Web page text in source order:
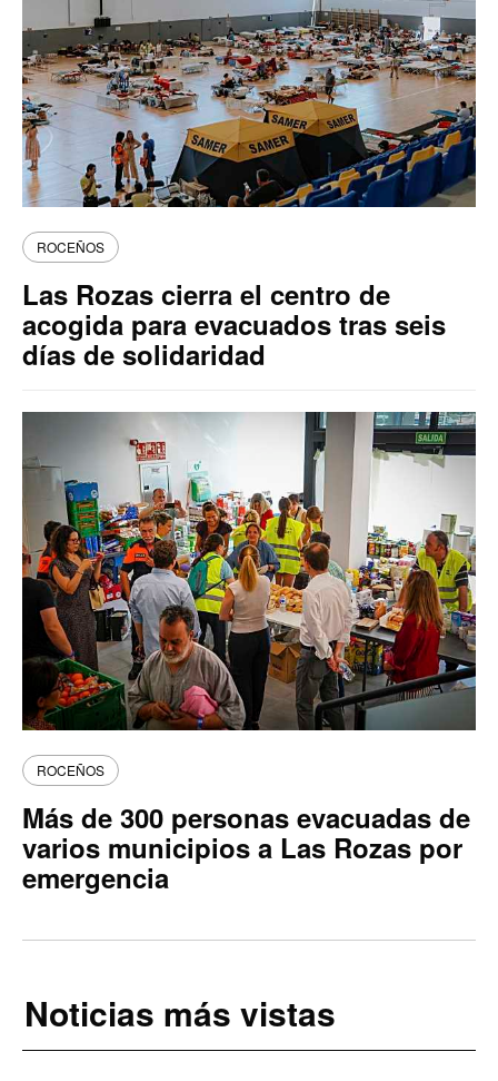
ROCEÑOS
Las Rozas cierra el centro de
acogida para evacuados tras seis
días de solidaridad
ROCEÑOS
Más de 300 personas evacuadas de
varios municipios a Las Rozas por
emergencia
Noticias más vistas